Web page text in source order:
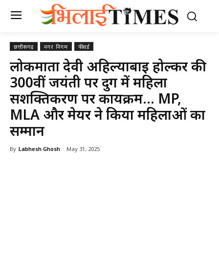
छत्तीसगढ़ नगर निगम फीचर्ड
लोकमाता देवी अहिल्याबाई होल्कर की
300वीं जयंती पर दुर्ग में महिला
सशक्तिकरण पर कार्यक्रम… MP,
MLA और मेयर ने किया महिलाओं का
सम्मान
By Labhesh Ghosh May 31, 2025